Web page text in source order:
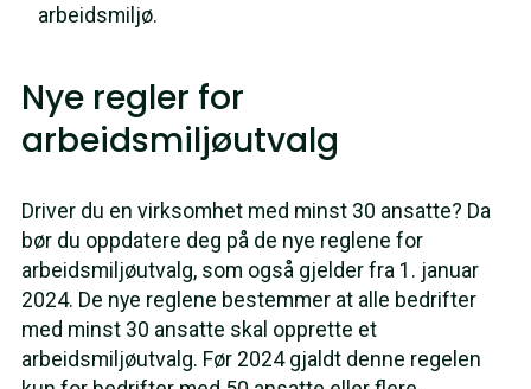
arbeidsmiljø.
Nye regler for
arbeidsmiljøutvalg
Driver du en virksomhet med minst 30 ansatte? Da
bør du oppdatere deg på de nye reglene for
arbeidsmiljøutvalg, som også gjelder fra 1. januar
2024. De nye reglene bestemmer at alle bedrifter
med minst 30 ansatte skal opprette et
arbeidsmiljøutvalg. Før 2024 gjaldt denne regelen